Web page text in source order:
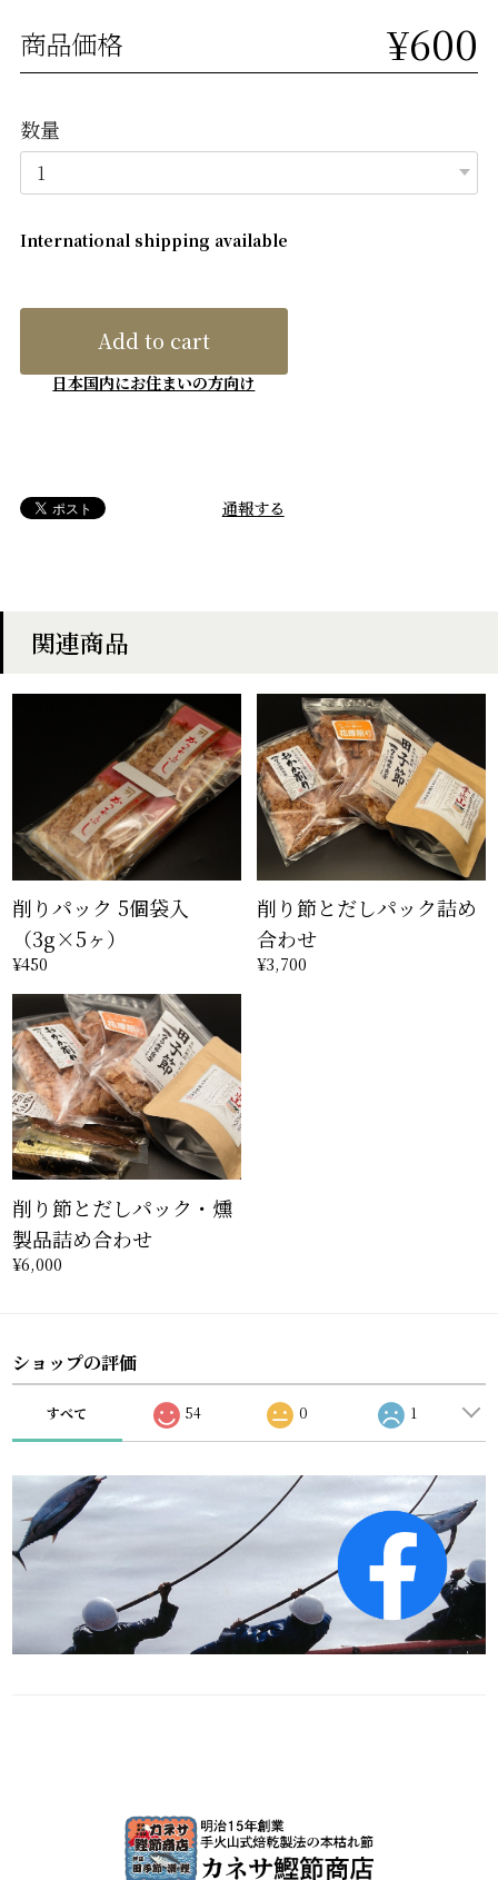
商品価格 ¥600
数量
International shipping available
Add to cart
日本国内にお住まいの方向け
通報する
関連商品
削りパック 5個袋入
（3g×5ヶ）
¥450
削り節とだしパック詰め
合わせ
¥3,700
削り節とだしパック・燻
製品詰め合わせ
¥6,000
ショップの評価
すべて 54 0 1